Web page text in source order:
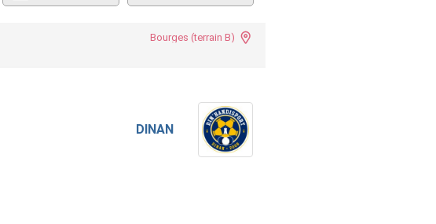
Bourges (terrain B)
DINAN